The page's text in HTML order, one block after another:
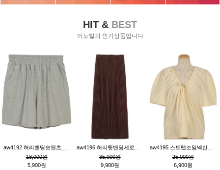
HIT & BEST
이노빌의 인기상품입니다
18,000원
5,900원
35,000원
9,900원
25,000원
6,900원